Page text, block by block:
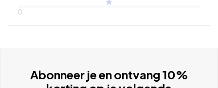
0
Abonneer je en ontvang 10%